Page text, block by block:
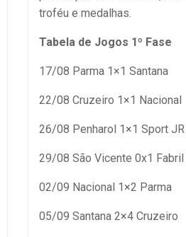
troféu e medalhas.
Tabela de Jogos 1º Fase
17/08 Parma 1×1 Santana
22/08 Cruzeiro 1×1 Nacional
26/08 Penharol 1×1 Sport JR
29/08 São Vicente 0x1 Fabril
02/09 Nacional 1×2 Parma
05/09 Santana 2×4 Cruzeiro